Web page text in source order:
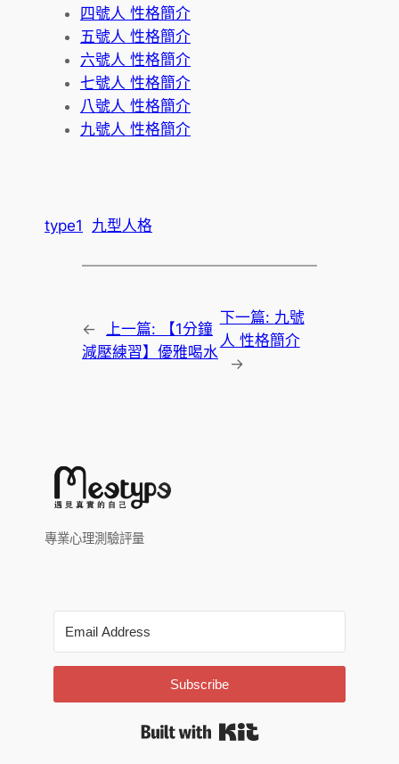
四號人 性格簡介
五號人 性格簡介
六號人 性格簡介
七號人 性格簡介
八號人 性格簡介
九號人 性格簡介
type1 九型人格
← 上一篇:
【1分鐘
減壓練習】優雅喝水
下一篇: 九號
人 性格簡介
→
專業心理測驗評量
Subscribe